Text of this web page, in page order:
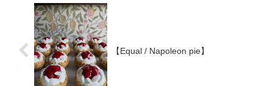
【Equal / Napoleon pie】